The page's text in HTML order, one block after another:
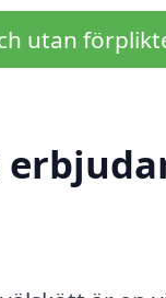
utan